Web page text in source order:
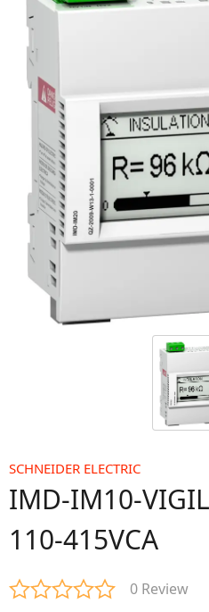
SCHNEIDER ELECTRIC
IMD-IM10-
110-415VCA
0 Review